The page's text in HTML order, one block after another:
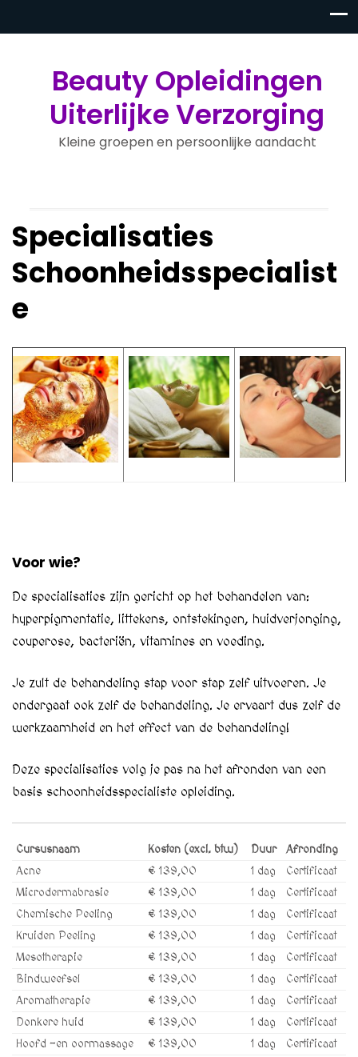
Beauty Opleidingen
Uiterlijke Verzorging
Kleine groepen en persoonlijke aandacht
Specialisaties
Schoonheidsspecialist
e
Voor wie?
De specialisaties zijn gericht op het behandelen van:
hyperpigmentatie, littekens, ontstekingen, huidverjonging,
couperose, bacteriën, vitamines en voeding.
Je zult de behandeling stap voor stap zelf uitvoeren. Je
ondergaat ook zelf de behandeling. Je ervaart dus zelf de
werkzaamheid en het effect van de behandeling!
Deze specialisaties volg je pas na het afronden van een
basis schoonheidsspecialiste opleiding.
Cursusnaam Kosten (excl. btw) Duur
Afronding
Acne
€ 139,00 1 dag
Certificaat
Microdermabrasie
€ 139,00 1 dag
Certificaat
Chemische Peeling
€ 139,00 1 dag
Certificaat
Kruiden Peeling
€ 139,00 1 dag
Certificaat
Mesotherapie
€ 139,00 1 dag
Certificaat
Bindweefsel
€ 139,00 1 dag
Certificaat
Aromatherapie
€ 139,00 1 dag
Certificaat
Donkere huid
€ 139,00 1 dag
Certificaat
Hoofd -en oormassage
€ 139,00 1 dag
Certificaat